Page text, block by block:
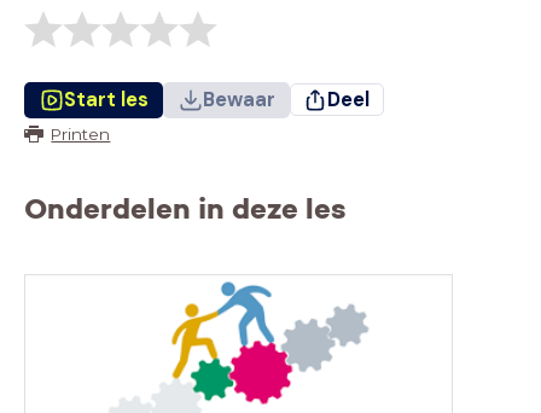
Start les Bewaar Deel
Printen
Onderdelen in deze les